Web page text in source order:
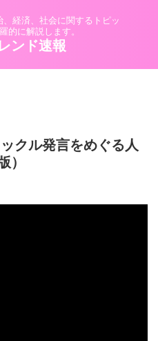
経済、社会に関するトピッ
的に解説します。
ンド速報
クル発言をめぐる人
）